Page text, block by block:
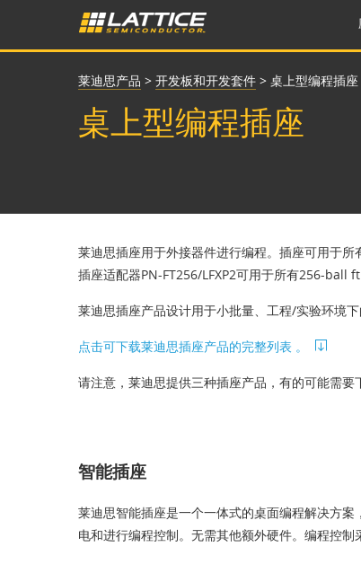
莱迪思产品 > 开发板和开发套件 > 桌上型编程插座
桌上型编程插座
莱迪思插座用于外接器件进行编程。插座可用于
插座适配器PN-FT256/LFXP2可用于所有256-ball
莱迪思插座产品设计用于小批量、工程/实验环境
点击可下载莱迪思插座产品的完整列表 。
请注意，莱迪思提供三种插座产品，有的可能需要
智能插座
莱迪思智能插座是一个一体式的桌面编程解决方
电和进行编程控制。无需其他额外硬件。编程控